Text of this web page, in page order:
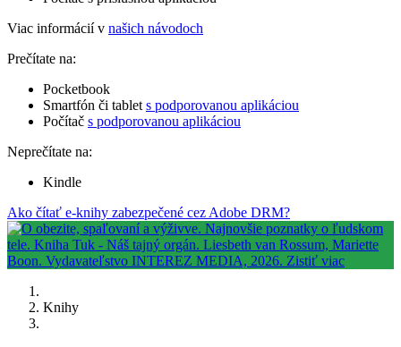
Viac informácií v našich návodoch
Prečítate na:
Pocketbook
Smartfón či tablet s podporovanou aplikáciou
Počítač s podporovanou aplikáciou
Neprečítate na:
Kindle
Ako čítať e-knihy zabezpečené cez Adobe DRM?
Knihy